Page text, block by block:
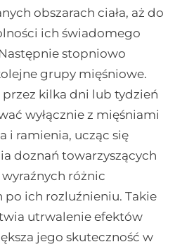
obszarach ciała, aż do
ich świadomego
stopniowo
grupy mięśniowe.
przez kilka dni lub tydzień
wyłącznie z mięśniami
i ramienia, ucząc się
doznań towarzyszących
różnic
po ich rozluźnieniu. Takie
utrwalenie efektów
jego skuteczność w